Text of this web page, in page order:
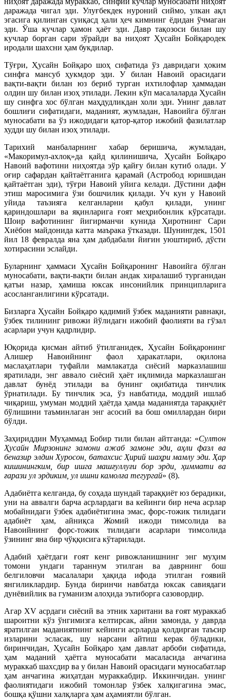
даражада чигал эди. Улуғбекдек нуроний сиймо, улкан ақл
эгасига қилинган суиқасд ҳали ҳеч кимнинг ёдидан ўчмаган
эди. Ўша кучлар ҳамон ҳаёт эди. Давр тақозоси билан шу
кучлар борган сари зўрайди ва ниҳоят Ҳусайн Бойқародек
иродали шахсни ҳам букдилар.
Тўғри, Ҳусайн Бойқаро шоҳ сифатида ўз давридаги ҳоким
синфга мансуб ҳукмдор эди. У билан Навоий орасидаги
вақти-вақти билан юз бериб турган ихтилофлар ҳаммадан
олдин шу билан изоҳ этилади. Лекин кўп масалаларда Ҳусайн
шу синфга хос бўлган маҳдудликдан холи эди. Унинг давлат
бошлиғи сифатидаги, маданият, жумладан, Навоийга бўлган
муносабати ва ўз ижодидаги қатор-қатор ижобий фазилатлар
худди шу билан изоҳ этилади.
Тарихий манбаларнинг хабар беришича, жумладан,
«Макоримул-ахлоқ»да қайд қилинишича, Ҳусайн Бойқаро
Навоий вафотини ниҳоятда эўр қайғу билан кутиб олади. У
оғир сафардан қайтаётганига қарамай (Астробод юришидан
қайтаётган эди), тўғри Навоий уйига келади. Дўстини дафн
этиш маросимига ўзи бошчилик қилади. Уч кун у Навоий
уйида таъзияга келганларни қабул қилади, унинг
қариндошлари ва яқинларига ғоят меҳрибонлик кўрсатади.
Шоир вафотининг йигирманчи кунида Ҳиротнинг Сари
Хиёбон майдонида катта маърака ўтказади. Шунингдек, 1501
йил 18 февралда яна ҳам дабдабали йиғин уюштириб, дўсти
хотирасини эслайди.
Буларнинг ҳаммаси Ҳусайн Бойқаронинг Навоийга бўлган
муносабати, вақти-вақти билан андак хиралашиб турганидан
қатъи назар, ҳамиша юксак инсонийлик принципларига
асосланганлигини кўрсатади.
Бизларга Ҳусайн Бойқаро қадимий ўзбек маданияти равнақи,
ўзбек тилининг ривожи йўлидагн ижобий фаолияти ва гўзал
асарлари учун қадрлидир.
Юқорида қисман айтиб ўтилганидек, Ҳусайн Бойқаронинг
Алишер Навоийнинг фаол ҳаракатлари, оқилона
маслаҳатлари туфайли мамлакатда сиёсий марказлашиш
яратилади, энг аввало сиёсий ҳаёт иқлимида марказлашган
давлат бунёд этилади ва бунинг оқибатида тинчлик
ўрнатилади. Бу тинчлик эса, ўз навбатида, моддий ишлаб
чиқариш, умуман моддий ҳаётда ҳамда маданиятда тараққиёт
бўлишини таъминлаган энг асосий ва бош омиллардан бири
бўлди.
Заҳириддин Муҳаммад Бобир тили билан айтганда: «Султон
Ҳусайн Мирзонинг замони ажаб замоне эди, аҳли фазл ва
беназир элдин Хуросон, батахсис Ҳирий шаҳри мамлу эди. Ҳар
кишинингким, бир ишга машғуллуғи бор эрди, ҳиммати ва
ғарази ул эрдиким, ул ишни камолға тегургай» (8).
Адабиётга келганда, бу соҳада шундай тараққиёт юз берадики,
уни на аввалги барча асрлардаги ва кейинги бир неча асрлар
мобайнидаги ўзбек адабиётигина эмас, форс-тожик тилидаги
адабиёт ҳам, айниқса Жомий ижоди тимсолида ва
Навоийнинг форс-тожик тилидаги асарлари тимсолида
ўзининг яна бир чўққисига кўтарилади.
Адабий ҳаётдаги ғоят кенг ривожланишнинг энг муҳим
томони ундаги тараннум этилган ва даврнинг бош
белгиловчи масалалари ҳақида ифода этилган ғоявий
янгиликлардир. Бунда биринчи навбатда юксак савиядаги
дунёвийлик ва гуманизм алоҳида эътиборга сазовордир.
Агар XV асрдаги сиёсий ва этник харитани ва ғоят мураккаб
шароитни кўз ўнгимизга келтирсак, айни замонда, у даврда
яратилган маданиятнинг кейинги асрларда қолдирган таъсир
изларини эсласак, шу нарсани айтиш керак бўладики,
биринчидан, Ҳусайн Бойқаро ҳам давлат арбоби сифатида,
ҳам маданий ҳаётга муносабати масаласида анчагина
мураккаб шахсдир ва у билан Навоий орасидаги муносабатлар
ҳам анчагина жиҳатдан мураккабдир. Иккинчидан. унинг
фаолиятидаги ижобий томонлар ўзбек халқигагина эмас,
бошқа қўшни халқларга ҳам аҳамиятли бўлган.